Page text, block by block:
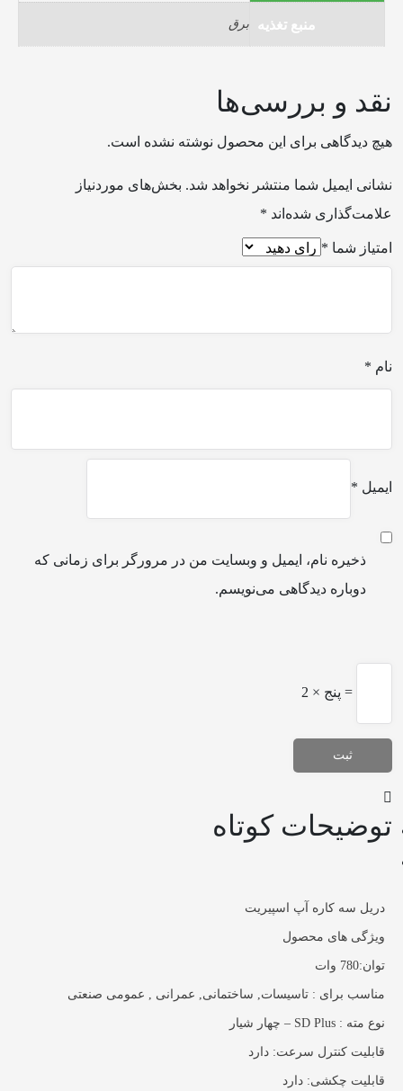
منبع تغذیه برق
نقد و بررسی‌ها
هیچ دیدگاهی برای این محصول نوشته نشده است.
نشانی ایمیل شما منتشر نخواهد شد. بخش‌های موردنیاز
علامت‌گذاری شده‌اند *
امتیاز شما *
نام *
ایمیل *
ذخیره نام، ایمیل و وبسایت من در مرورگر برای زمانی که
دوباره دیدگاهی می‌نویسم.
پنج × 2 =
توضیحات کوتاه
دریل سه کاره آپ اسپیریت
ویژگی های محصول
توان:780 وات
مناسب برای : تاسیسات, ساختمانی, عمرانی , عمومی صنعتی
نوع مته : SD Plus – چهار شیار
قابلیت کنترل سرعت: دارد
قابلیت چکشی: دارد